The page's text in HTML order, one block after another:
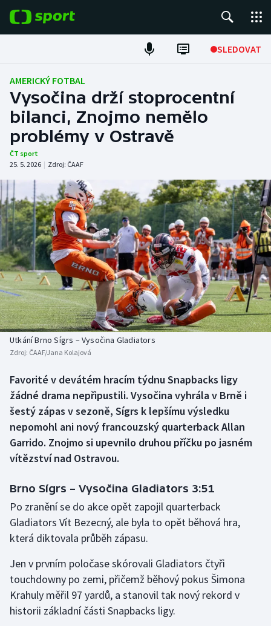
SLEDOVAT
Fotbal
Hokej
Tenis
Atletika
Cyklistika
DALŠÍ SPORTY
Americký fotbal
Baseball a softbal
Basketbal
Biatlon
Box
Curling
Dostihy
Florbal
Futsal
Golf
Gymnastika
Házená
NEPŘEHLÉDNĚTE
Soutěže
Historické návraty
Aplikace ČT sport
AMERICKÝ FOTBAL
Vysočina drží stoprocentní
bilanci, Znojmo nemělo
problémy v Ostravě
ČT sport
25. 5. 2026 | Zdroj: ČAAF
Utkání Brno Sígrs – Vysočina Gladiators
Zdroj: ČAAF/Jana Kolajová
Favorité v devátém hracím týdnu Snapbacks ligy
žádné drama nepřipustili. Vysočina vyhrála v Brně i
šestý zápas v sezoně, Sígrs k lepšímu výsledku
nepomohl ani nový francouzský quarterback Allan
Garrido. Znojmo si upevnilo druhou příčku po jasném
vítězství nad Ostravou.
Brno Sígrs – Vysočina Gladiators 3:51
Po zranění se do akce opět zapojil quarterback
Gladiators Vít Bezecný, ale byla to opět běhová hra,
která diktovala průběh zápasu.
Jen v prvním poločase skórovali Gladiators čtyři
touchdowny po zemi, přičemž běhový pokus Šimona
Krahuly měřil 97 yardů, a stanovil tak nový rekord v
historii základní části Snapbacks ligy.